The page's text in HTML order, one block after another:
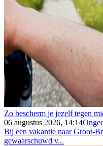
Zo bescherm je jezelf tegen
06 augustus 2026, 14:14
Bij een vakantie naar Groot-
gewaarschuwd v...